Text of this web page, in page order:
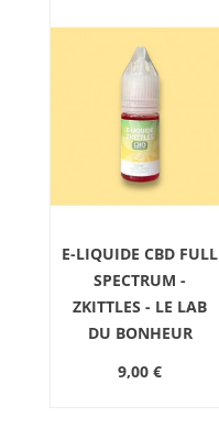
E-LIQUIDE CBD FULL
SPECTRUM -
ZKITTLES - LE LAB
DU BONHEUR
9,00 €